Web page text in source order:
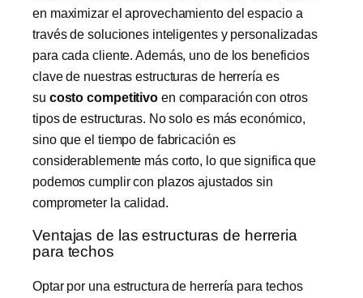
en maximizar el aprovechamiento del espacio a
través de soluciones inteligentes y personalizadas
para cada cliente. Además, uno de los beneficios
clave de nuestras estructuras de herrería es
su costo competitivo en comparación con otros
tipos de estructuras. No solo es más económico,
sino que el tiempo de fabricación es
considerablemente más corto, lo que significa que
podemos cumplir con plazos ajustados sin
comprometer la calidad.
Ventajas de las estructuras de herreria
para techos
Optar por una estructura de herrería para techos